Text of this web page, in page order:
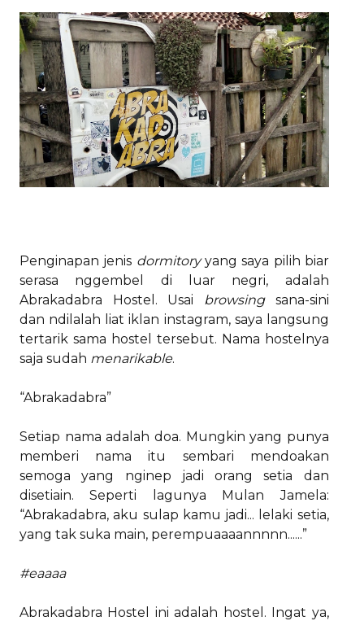
Penginapan jenis dormitoryyang saya pilih biar
serasa nggembel di luar negri, adalah
Abrakadabra Hostel. Usai browsingsana-sini
dan ndilalah liat iklan instagram, saya langsung
tertarik sama hostel tersebut. Nama hostelnya
saja sudah menarikable.
“Abrakadabra”
Setiap nama adalah doa. Mungkin yang punya
memberi nama itu sembari mendoakan
semoga yang nginep jadi orang setia dan
disetiain. Seperti lagunya Mulan Jamela:
“Abrakadabra, aku sulap kamu jadi... lelaki setia,
yang tak suka main, perempuaaaannnnn......”
#eaaaa
Abrakadabra Hostel ini adalah hostel. Ingat ya,